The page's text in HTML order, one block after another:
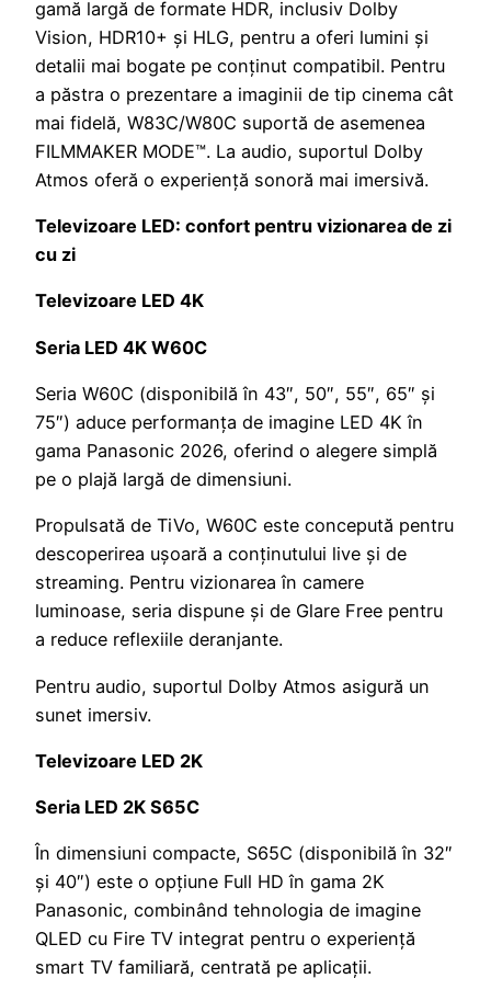
gamă largă de formate HDR, inclusiv Dolby
Vision, HDR10+ și HLG, pentru a oferi lumini și
detalii mai bogate pe conținut compatibil. Pentru
a păstra o prezentare a imaginii de tip cinema cât
mai fidelă, W83C/W80C suportă de asemenea
FILMMAKER MODE™. La audio, suportul Dolby
Atmos oferă o experiență sonoră mai imersivă.
Televizoare LED: confort pentru vizionarea de zi
cu zi
Televizoare LED 4K
Seria LED 4K W60C
Seria W60C (disponibilă în 43″, 50″, 55″, 65″ și
75″) aduce performanța de imagine LED 4K în
gama Panasonic 2026, oferind o alegere simplă
pe o plajă largă de dimensiuni.
Propulsată de TiVo, W60C este concepută pentru
descoperirea ușoară a conținutului live și de
streaming. Pentru vizionarea în camere
luminoase, seria dispune și de Glare Free pentru
a reduce reflexiile deranjante.
Pentru audio, suportul Dolby Atmos asigură un
sunet imersiv.
Televizoare LED 2K
Seria LED 2K S65C
În dimensiuni compacte, S65C (disponibilă în 32″
și 40″) este o opțiune Full HD în gama 2K
Panasonic, combinând tehnologia de imagine
QLED cu Fire TV integrat pentru o experiență
smart TV familiară, centrată pe aplicații.